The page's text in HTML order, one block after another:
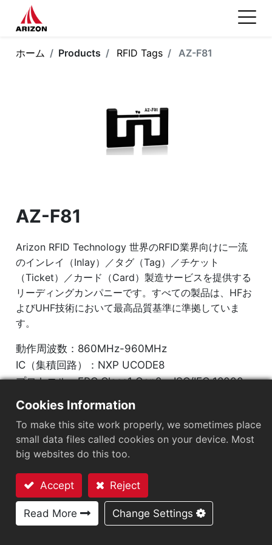
ホーム Products RFID Tags AZ-F81
AZ-F81
Arizon RFID Technology 世界のRFID業界向けに一流
のインレイ（Inlay）／タグ（Tag）／チケット
（Ticket）／カード（Card）製造サービスを提供する
リーディングカンパニーです。すべての製品は、HFお
よびUHF技術において最高品質基準に準拠していま
す。
動作周波数：860MHz-960MHz
IC（集積回路）：NXP UCODE8
プロトコル：EPC Class1 Gen2 ‧ ISO/IEC 18000-
63
市場セグメント：小売
チップ：NXP UCODE 8
アンテナサイズ（mm） 30X15
EPCメモリ：128 bits
User Memory：0 bits
お問い合わせ
Cookies Information
To make this site work properly, we sometimes place
small data files called cookies on your device. Most
big websites do this too.
Accept Reject
Read More Change Settings